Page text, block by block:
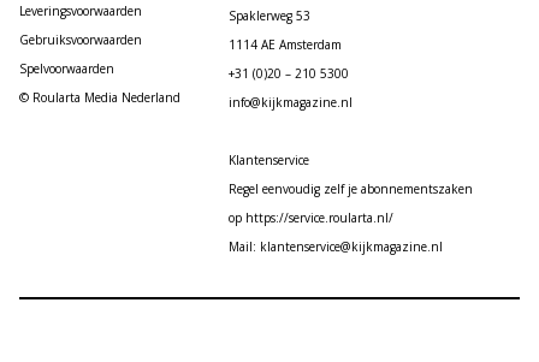
Leveringsvoorwaarden
Gebruiksvoorwaarden
Spelvoorwaarden
© Roularta Media Nederland
Spaklerweg 53
1114 AE Amsterdam
+31 (0)20 – 210 5300
info@kijkmagazine.nl
Klantenservice
Regel eenvoudig zelf je abonnementszaken
op https://service.roularta.nl/
Mail: klantenservice@kijkmagazine.nl